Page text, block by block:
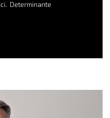
Determinante